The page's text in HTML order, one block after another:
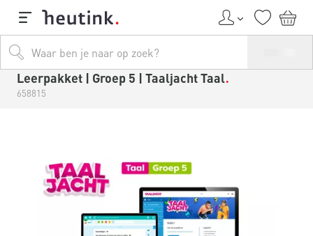
Leerpakket | Groep 5 | Taaljacht Taal
658815